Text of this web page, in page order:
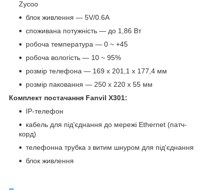
Zycoo
блок живлення — 5V/0.6A
споживана потужність — до 1,86 Вт
робоча температура — 0 ~ +45
робоча вологість — 10 ~ 95%
розмір телефона — 169 x 201,1 x 177,4 мм
розмір паковання — 250 x 220 x 55 мм
Комплект постачання Fanvil X301:
IP-телефон
кабель для під'єднання до мережі Ethernet (патч-
корд)
телефонна трубка з витим шнуром для під'єднання
блок живлення